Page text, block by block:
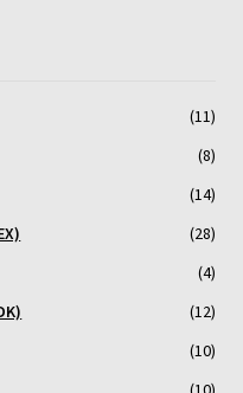
(11)
(8)
(14)
(28)
(4)
(12)
(10)